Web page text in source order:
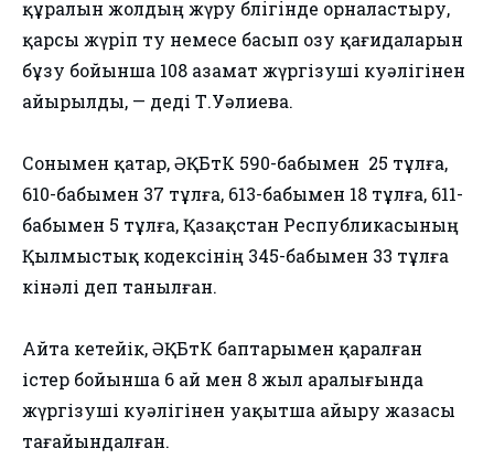
құралын жолдың жүру бөлiгiнде орналастыру,
қарсы жүрiп өту немесе басып озу қағидаларын
бұзу бойынша 108 азамат жүргізуші куәлігінен
айырылды, — деді Т.Уәлиева.
Сонымен қатар, ӘҚБтК 590-бабымен 25 тұлға,
610-бабымен 37 тұлға, 613-бабымен 18 тұлға, 611-
бабымен 5 тұлға, Қазақстан Республикасының
Қылмыстық кодексінің 345-бабымен 33 тұлға
кінәлі деп танылған.
Айта кетейік, ӘҚБтК баптарымен қаралған
істер бойынша 6 ай мен 8 жыл аралығында
жүргізуші куәлігінен уақытша айыру жазасы
тағайындалған.